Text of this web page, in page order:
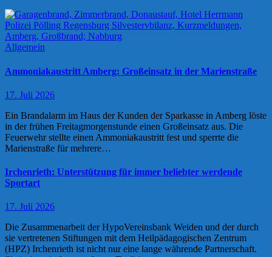
Allgemein
Ammoniakaustritt Amberg: Großeinsatz in der Marienstraße
17. Juli 2026
Ein Brandalarm im Haus der Kunden der Sparkasse in Amberg löste
in der frühen Freitagmorgenstunde einen Großeinsatz aus. Die
Feuerwehr stellte einen Ammoniakaustritt fest und sperrte die
Marienstraße für mehrere…
Irchenrieth: Unterstützung für immer beliebter werdende
Sportart
17. Juli 2026
Die Zusammenarbeit der HypoVereinsbank Weiden und der durch
sie vertretenen Stiftungen mit dem Heilpädagogischen Zentrum
(HPZ) Irchenrieth ist nicht nur eine lange währende Partnerschaft.